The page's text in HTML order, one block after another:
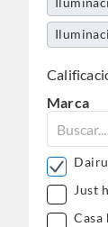
Marca
Dairu
Just
Casa